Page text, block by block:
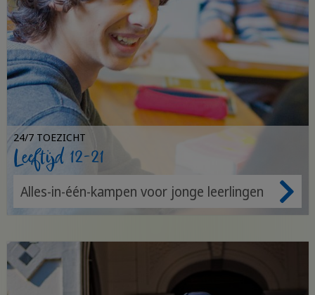
24/7 TOEZICHT
Leeftijd 12-21
Alles-in-één-kampen voor jonge leerlingen